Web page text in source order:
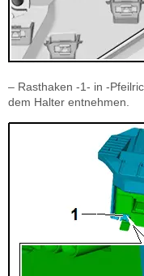
– Rasthaken -1- in -
dem Halter entnehmen.